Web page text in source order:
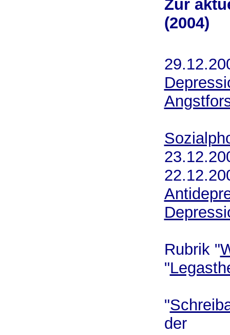
Zur
(2004)
Rubrik "
"
"
der